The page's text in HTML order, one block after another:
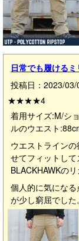
日常でも履ける
投稿日：2023/
★★★★4
着用サイズ:M/シ
ルのウエスト
ウエストライン
せてフィットし
BLACKHAWKの
個人的に気にな
が少し窮屈でした。